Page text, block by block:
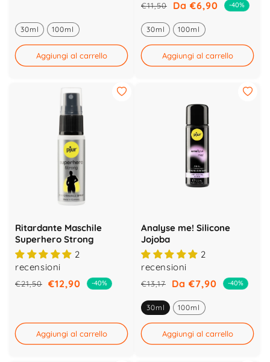
listino
30ml 100ml
Aggiungi al carrello
Prezzo
di
listino
€11,50
Prezzo
scontato
Da €6,90 -40%
30ml 100ml
Aggiungi al carrello
Ritardante Maschile
Superhero Strong
2
recensioni
Prezzo
€21,50
Prezzo€12,90 -40%
Aggiungi al carrello
Analyse me! Silicone
Jojoba
2
recensioni
Prezzo
di
listino
€13,17
Prezzo
scontato
Da €7,90 -40%
30ml 100ml
Aggiungi al carrello